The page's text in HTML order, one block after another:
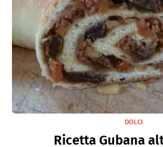
DOLCI
Ricetta Gubana